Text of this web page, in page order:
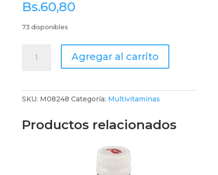
Bs.60,80
73 disponibles
Adultos
Agregar al carrito
SKU: M08248 Categoría: Multivitaminas
Productos relacionados